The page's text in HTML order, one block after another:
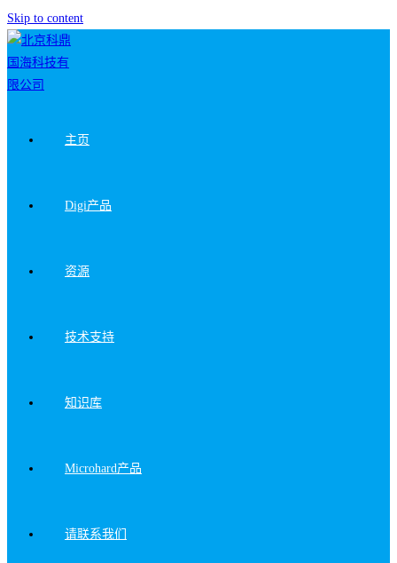
Skip to content
主页
Digi产品
资源
技术支持
知识库
Microhard产品
请联系我们